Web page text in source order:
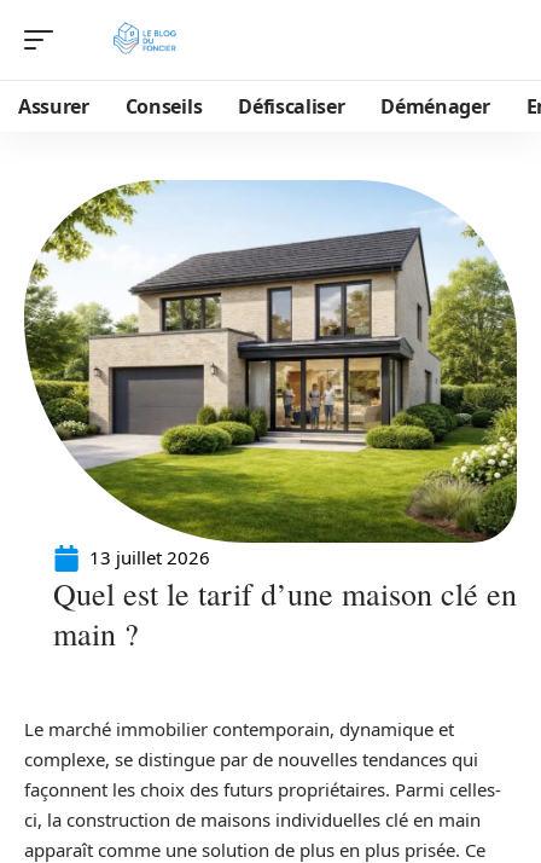
Assurer Conseils Défiscaliser Déménager
13 juillet 2026
Quel est le tarif d’une maison clé en
main ?
Le marché immobilier contemporain, dynamique et
complexe, se distingue par de nouvelles tendances qui
façonnent les choix des futurs propriétaires. Parmi celles-
ci, la construction de maisons individuelles clé en main
apparaît comme une solution de plus en plus prisée. Ce